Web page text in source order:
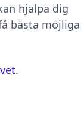
hjälpa dig
bästa möjliga
.